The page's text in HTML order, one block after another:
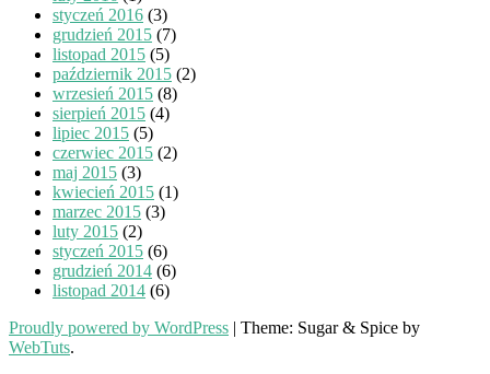
styczeń 2016 (3)
grudzień 2015 (7)
listopad 2015 (5)
październik 2015 (2)
wrzesień 2015 (8)
sierpień 2015 (4)
lipiec 2015 (5)
czerwiec 2015 (2)
maj 2015 (3)
kwiecień 2015 (1)
marzec 2015 (3)
luty 2015 (2)
styczeń 2015 (6)
grudzień 2014 (6)
listopad 2014 (6)
Proudly powered by WordPress | Theme: Sugar & Spice by
WebTuts.